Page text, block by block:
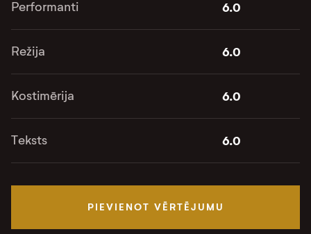
Performanti 6.0
Režija 6.0
Kostimērija 6.0
Teksts 6.0
PIEVIENOT VĒRTĒJUMU